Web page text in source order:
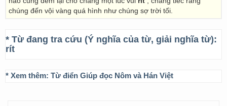
chúng đến vội vàng quá hình như chúng sợ trời tối.
* Từ đang tra cứu (Ý nghĩa của từ, giải nghĩa từ):
rít
* Xem thêm: Từ điển Giúp đọc Nôm và Hán Việt